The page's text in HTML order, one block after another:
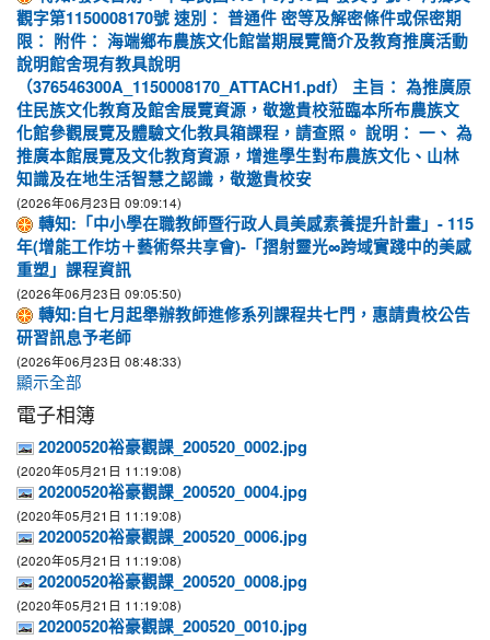
觀字第1150008170號 速別： 普通件 密等及解密條件或保密期
限： 附件： 海端鄉布農族文化館當期展覽簡介及教育推廣活動
說明館舍現有教具說明
（376546300A_1150008170_ATTACH1.pdf） 主旨： 為推廣原
住民族文化教育及館舍展覽資源，敬邀貴校蒞臨本所布農族文
化館參觀展覽及體驗文化教具箱課程，請查照。 說明： 一、 為
推廣本館展覽及文化教育資源，增進學生對布農族文化、山林
知識及在地生活智慧之認識，敬邀貴校安
(2026年06月23日 09:09:14)
轉知:「中小學在職教師暨行政人員美感素養提升計畫」- 115
年(增能工作坊＋藝術祭共享會)-「摺射靈光∞跨域實踐中的美感
重塑」課程資訊
(2026年06月23日 09:05:50)
轉知:自七月起舉辦教師進修系列課程共七門，惠請貴校公告
研習訊息予老師
(2026年06月23日 08:48:33)
顯示全部
電子相簿
20200520裕豪觀課_200520_0002.jpg
(2020年05月21日 11:19:08)
20200520裕豪觀課_200520_0004.jpg
(2020年05月21日 11:19:08)
20200520裕豪觀課_200520_0006.jpg
(2020年05月21日 11:19:08)
20200520裕豪觀課_200520_0008.jpg
(2020年05月21日 11:19:08)
20200520裕豪觀課_200520_0010.jpg